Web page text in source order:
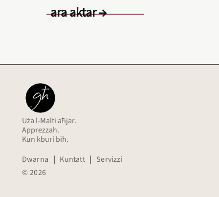
ara aktar →
Uża l-Malti aħjar.
Apprezzah.
Kun kburi bih.
Dwarna | Kuntatt | Servizzi
© 2026